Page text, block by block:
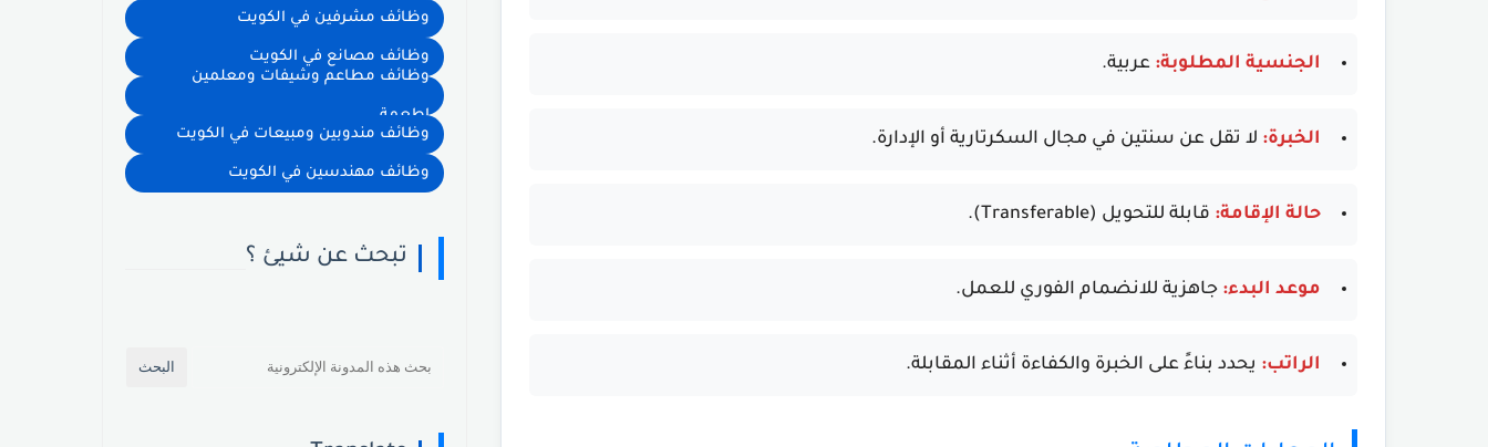
الجنسية المطلوبة: عربية.
الخبرة: لا تقل عن سنتين في مجال السكرتارية أو الإدارة.
حالة الإقامة: قابلة للتحويل (Transferable).
موعد البدء: جاهزية للانضمام الفوري للعمل.
الراتب: يحدد بناءً على الخبرة والكفاءة أثناء المقابلة.
وظائف مشرفين في الكويت
وظائف مصانع في الكويت
وظائف مطاعم وشيفات ومعلمين
اطعمة
وظائف مندوبين ومبيعات في الكويت
وظائف مهندسين في الكويت
تبحث عن شيئ ؟